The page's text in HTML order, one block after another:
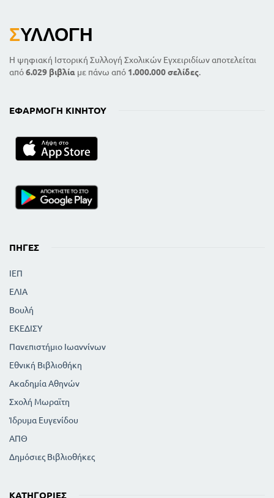
ΣΥΛΛΟΓΉ
Η ψηφιακή Ιστορική Συλλογή Σχολικών Εγχειριδίων αποτελείται
από6.029 βιβλία με πάνω από 1.000.000 σελίδες.
ΕΦΑΡΜΟΓΉ ΚΙΝΗΤΟΎ
ΠΗΓΈΣ
ΙΕΠ
ΕΛΙΑ
Βουλή
ΕΚΕΔΙΣΥ
Πανεπιστήμιο Ιωαννίνων
Εθνική Βιβλιοθήκη
Ακαδημία Αθηνών
Σχολή Μωραϊτη
Ίδρυμα Ευγενίδου
ΑΠΘ
Δημόσιες Βιβλιοθήκες
ΚΑΤΗΓΟΡΊΕΣ